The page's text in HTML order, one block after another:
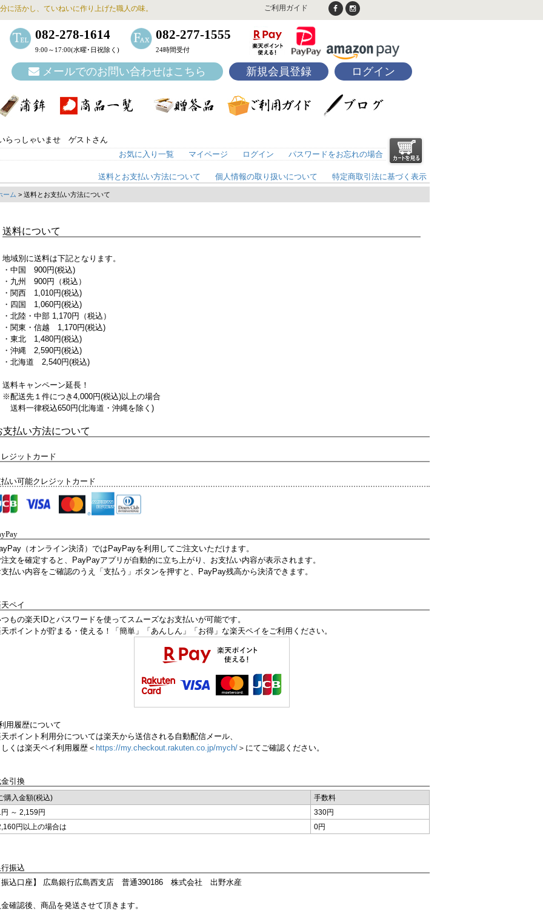
に活かし、ていねいに作り上げた職人の味。 ご利用ガイド
082-278-1614
9:00～17:00(水曜･日祝除く)
082-277-1555
24時間受付
メールでのお問い合わせはこちら 新規会員登録 ログイン
らっしゃいませ ゲストさん
お気に入り一覧
マイページ ログイン パスワードをお忘れの場合
送料とお支払い方法について 個人情報の取り扱いについて 特定商取引法に基づく表示
ーム > 送料とお支払い方法について
送料について
地域別に送料は下記となります。
・中国 900円(税込)
・九州 900円（税込）
・関西 1,010円(税込)
・四国 1,060円(税込)
・北陸・中部 1,170円（税込）
・関東・信越 1,170円(税込)
・東北 1,480円(税込)
・沖縄 2,590円(税込)
・北海道 2,540円(税込)
送料キャンペーン延長！
※配送先１件につき4,000円(税込)以上の場合
送料一律税込650円(北海道・沖縄を除く)
支払い方法について
ジットカード
い可能クレジットカード
（オンライン決済）ではPayPayを利用してご注文いただけます。
文を確定すると、PayPayアプリが自動的に立ち上がり、お支払い内容が表示されます。
払い内容をご確認のうえ「支払う」ボタンを押すと、PayPay残高から決済できます。
ペイ
もの楽天IDとパスワードを使ってスムーズなお支払いが可能です。
ポイントが貯まる・使える！「簡単」「あんしん」「お得」な楽天ペイをご利用ください。
用履歴について
ポイント利用分については楽天から送信される自動配信メール、
くは楽天ペイ利用履歴＜ https://my.checkout.rakuten.co.jp/mych/ ＞にてご確認ください。
引換
購入金額(税込)
手数料
～ 2,159円
330円
円以上の場合は
0円
振込
振込口座】 広島銀行広島西支店 普通390186 株式会社 出野水産
確認後、商品を発送させて頂きます。